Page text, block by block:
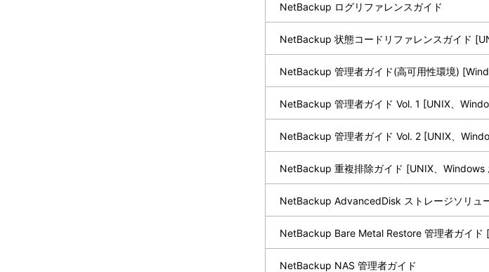
NetBackup ログリファレンスガイド
NetBackup 状態コードリファレンスガイド
NetBackup 管理者ガイド(高可用性環境)
NetBackup 管理者ガイド Vol. 1 [UNIX、
NetBackup 管理者ガイド Vol. 2 [UNIX、
NetBackup 重複排除ガイド [UNIX、Windows
NetBackup AdvancedDisk ストレージソリュ
NetBackup Bare Metal Restore 管理者ガイド
NetBackup NAS 管理者ガイド